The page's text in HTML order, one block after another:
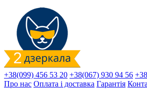
+38(099) 456 53 20 +38(067) 930 94 56
Про нас Оплата і доставка Гарантія